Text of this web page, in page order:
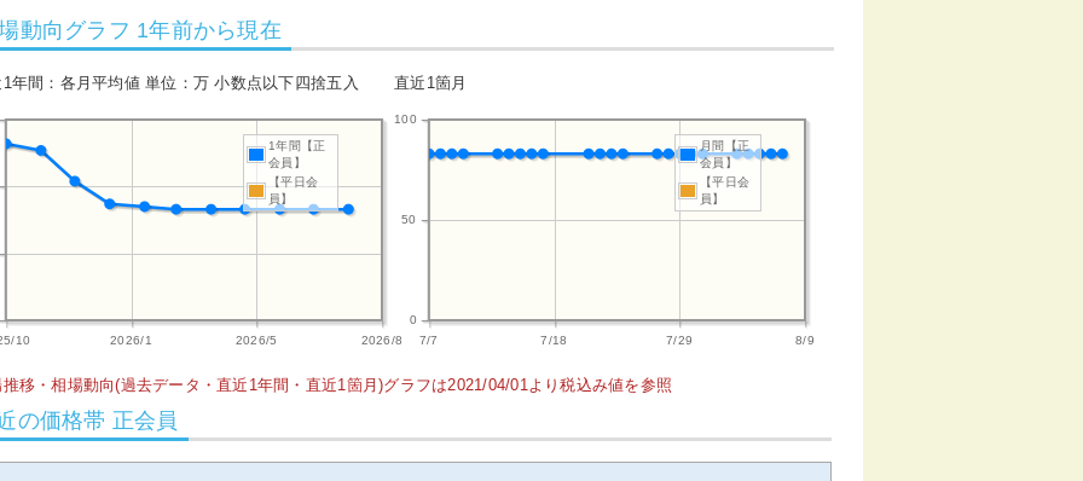
動向グラフ 1年前から現在
年間：各月平均値 単位：万 小数点以下四捨五入 直近1箇月
10 2026/1 2026/5 2026/8
1年間【正
会員】
【平日会
員】
7/7 7/18 7/29 8/9
0
50
100
月間【正
会員】
【平日会
員】
移・相場動向(過去データ・直近1年間・直近1箇月)グラフは2021/04/01より税込み値を参照
の価格帯 正会員